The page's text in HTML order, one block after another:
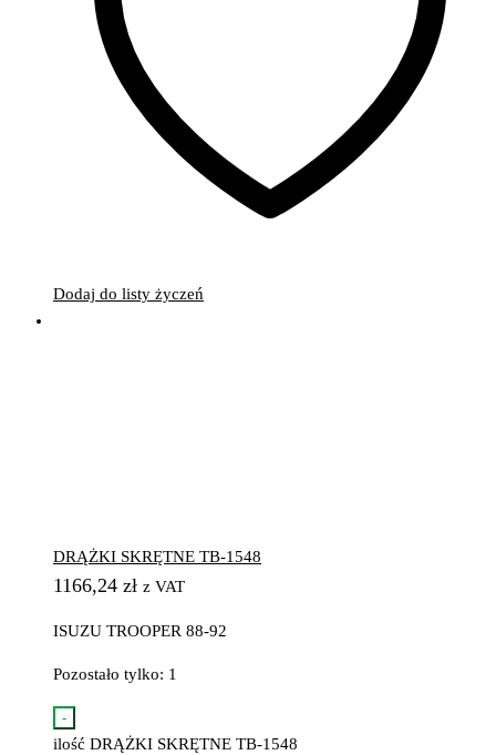
Dodaj do listy życzeń
DRĄŻKI SKRĘTNE TB-1548
1166,24 zł z VAT
ISUZU TROOPER 88-92
Pozostało tylko: 1
-
ilość DRĄŻKI SKRĘTNE TB-1548